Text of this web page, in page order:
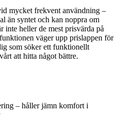
mycket frekvent användning –
än syntet och kan noppra om
inte heller de mest prisvärda på
väger upp prislappen för
som söker ett funktionellt
att hitta något bättre.
– håller jämn komfort i